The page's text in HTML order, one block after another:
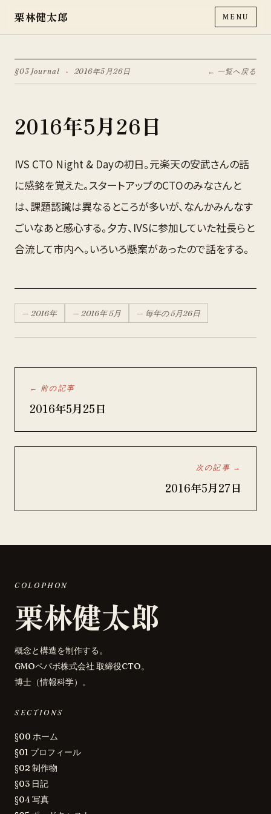
栗林健太郎 MENU
§03 Journal · 2016年5月26日 ← 一覧へ戻る
2016年5月26日
IVS CTO Night & Dayの初日。元楽天の安武さんの話
に感銘を覚えた。スタートアップのCTOのみなさんと
は、課題認識は異なるところが多いが、なんかみんなす
ごいなあと感心する。夕方、IVSに参加していた社長らと
合流して市内へ。いろいろ懸案があったので話をする。
— 2016年 — 2016年5月 — 毎年の5月26日
← 前の記事
2016年5月25日
次の記事 →
2016年5月27日
COLOPHON
栗林健太郎
概念と構造を制作する。
GMOペパボ株式会社 取締役CTO。
博士（情報科学）。
SECTIONS
§00 ホーム
§01 プロフィール
§02 制作物
§03 日記
§04 写真